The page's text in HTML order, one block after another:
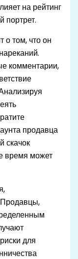
на рейтинг
портрет.
о том, что он
комментарии,
продавца
скачок
время может
для